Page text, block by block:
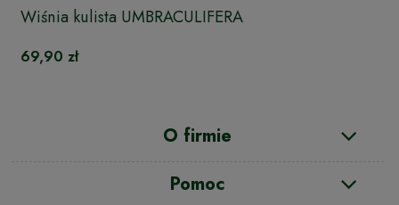
Wiśnia kulista UMBRACULIFERA
69,90 zł
O firmie
Pomoc